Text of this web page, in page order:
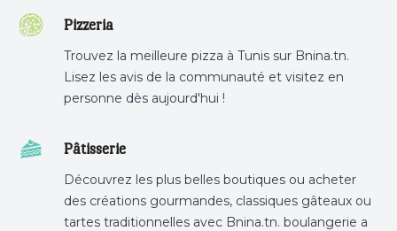
Pizzeria
Trouvez la meilleure pizza à Tunis sur Bnina.tn.
Lisez les avis de la communauté et visitez en
personne dès aujourd'hui !
Pâtisserie
Découvrez les plus belles boutiques ou acheter
des créations gourmandes, classiques gâteaux ou
tartes traditionnelles avec Bnina.tn. boulangerie a